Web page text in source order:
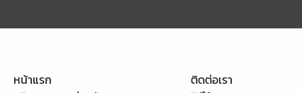
หน้าแรก
ติดต่อเรา